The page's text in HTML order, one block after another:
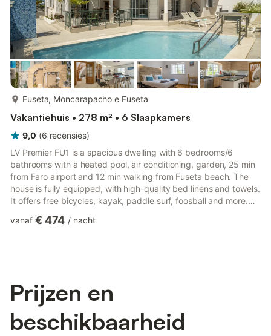
Fuseta, Moncarapacho e Fuseta
Vakantiehuis • 278 m² • 6 Slaapkamers
9,0 (6 recensies)
LV Premier FU1 is a spacious dwelling with 6 bedrooms/6
bathrooms with a heated pool, air conditioning, garden, 25 min
from Faro airport and 12 min walking from Fuseta beach. The
house is fully equipped, with high-quality bed linens and towels.
It offers free bicycles, kayak, paddle surf, foosball and more.
veranda with panoramic sea view. Electric vehicle charger
vanaf € 474 / nacht
Prijzen en
beschikbaarheid